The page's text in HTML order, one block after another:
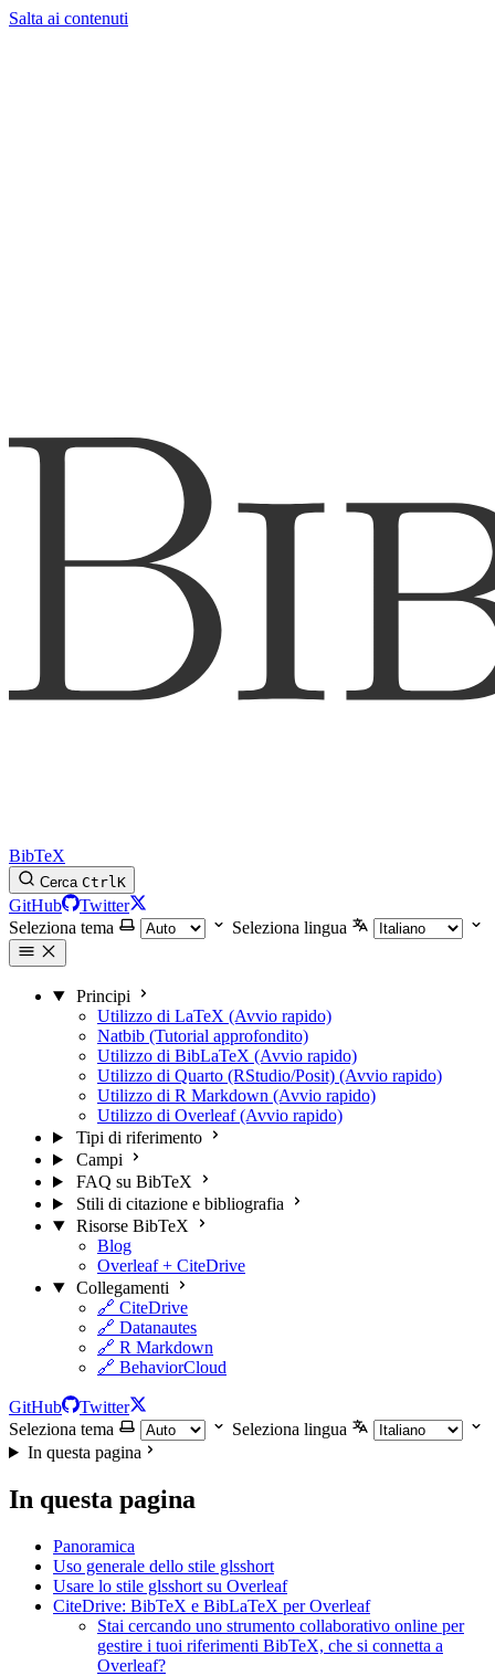
Salta ai contenuti
BibTeX
Cerca CtrlK
GitHub
Twitter
Seleziona tema
Seleziona lingua
Principi
Utilizzo di LaTeX (Avvio rapido)
Natbib (Tutorial approfondito)
Utilizzo di BibLaTeX (Avvio rapido)
Utilizzo di Quarto (RStudio/Posit) (Avvio rapido)
Utilizzo di R Markdown (Avvio rapido)
Utilizzo di Overleaf (Avvio rapido)
Tipi di riferimento
Campi
FAQ su BibTeX
Stili di citazione e bibliografia
Risorse BibTeX
Blog
Overleaf + CiteDrive
Collegamenti
🔗 CiteDrive
🔗 Datanautes
🔗 R Markdown
🔗 BehaviorCloud
GitHub
Twitter
Seleziona tema
Seleziona lingua
In questa pagina
In questa pagina
Panoramica
Uso generale dello stile glsshort
Usare lo stile glsshort su Overleaf
CiteDrive: BibTeX e BibLaTeX per Overleaf
Stai cercando uno strumento collaborativo online per
gestire i tuoi riferimenti BibTeX, che si connetta a
Overleaf?